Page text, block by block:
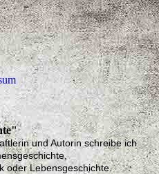
und Autorin schreibe ich
oder Lebensgeschichte.